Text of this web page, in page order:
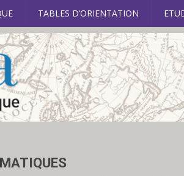
TABLES D’ORIENTATION